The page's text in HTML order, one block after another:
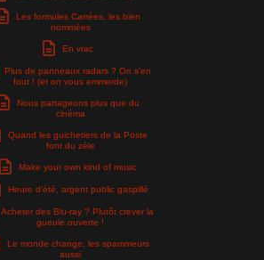
Les formules Carrées, les bien
nommées
En vrac
Plus de panneaux radars ? On s’en
fout ! (et on vous emmerde)
Nous partageons plus que du
cinéma
Quand les guichetiers de la Poste
font du zèle
Make your own kind of music
Heure d’été, argent public gaspillé
Acheter des Blu-ray ? Plutôt crever la
gueule ouverte !
Le monde change, les spammeurs
aussi